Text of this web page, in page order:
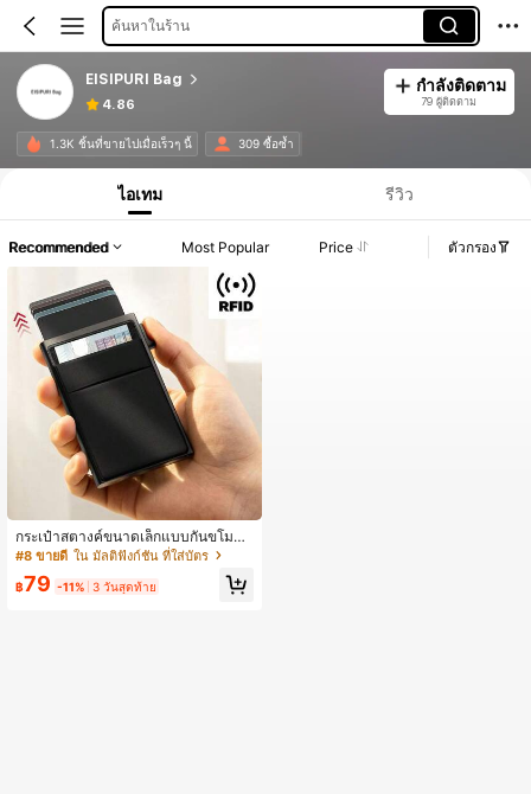
ค้นหาในร้าน
EISIPURI Bag
4.86
กำลังติดตาม
79 ผู้ติดตาม
1.3K ชิ้นที่ขายไปเมื่อเร็วๆ นี้ 309 ซื้อซ้ำ
ไอเทม รีวิว
Recommended Most Popular Price ตัวกรอง
กระเป๋าสตางค์ขนาดเล็กแบบกันขโมย
ทำจากอะลูมิเนียมอัลลอย สำหรับของข
สตางค์เดินทางขนาดเล็กกันสัญญาณอา
#8 ขายดี ใน มัลติฟังก์ชัน ที่ใส่บัตร
฿79 -11% 3 วันสุดท้าย